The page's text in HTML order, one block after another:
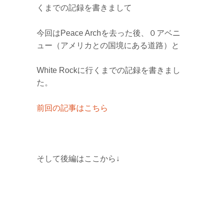
くまでの記録を書きまして
今回はPeace Archを去った後、０アベニ
ュー（アメリカとの国境にある道路）と
White Rockに行くまでの記録を書きまし
た。
前回の記事はこちら
そして後編はここから↓